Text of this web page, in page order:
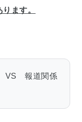
ます。
VS 報道関係